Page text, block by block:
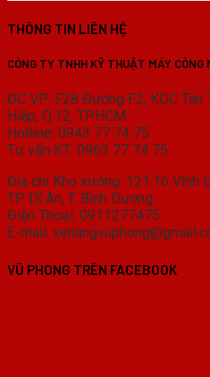
THÔNG TIN LIÊN HỆ
CÔNG TY TNHH KỸ THUẬT MÁY CÔNG
ĐC VP: F28 Đường F2, KDC Tân
Hiệp, Q.12, TP.HCM
Hotline: 0943 77 74 75
Tư vấn KT: 0963 77 74 75
Địa chỉ Kho xưởng: 121 Tô Vĩnh
TP. Dĩ An, T. Bình Dương.
Điện Thoại: 0911277475
E-mail:
VŨ PHONG TRÊN FACEBOOK